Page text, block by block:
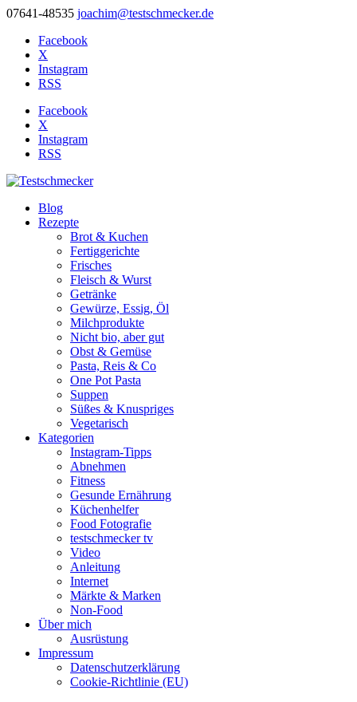
07641-48535 joachim@testschmecker.de
Facebook
X
Instagram
RSS
Facebook
X
Instagram
RSS
Blog
Rezepte
Brot & Kuchen
Fertiggerichte
Frisches
Fleisch & Wurst
Getränke
Gewürze, Essig, Öl
Milchprodukte
Nicht bio, aber gut
Obst & Gemüse
Pasta, Reis & Co
One Pot Pasta
Suppen
Süßes & Knuspriges
Vegetarisch
Kategorien
Instagram-Tipps
Abnehmen
Fitness
Gesunde Ernährung
Küchenhelfer
Food Fotografie
testschmecker tv
Video
Anleitung
Internet
Märkte & Marken
Non-Food
Über mich
Ausrüstung
Impressum
Datenschutzerklärung
Cookie-Richtlinie (EU)